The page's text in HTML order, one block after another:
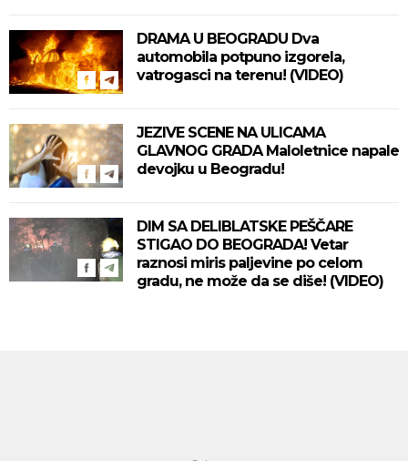
DRAMA U BEOGRADU Dva
automobila potpuno izgorela,
vatrogasci na terenu! (VIDEO)
JEZIVE SCENE NA ULICAMA
GLAVNOG GRADA Maloletnice napale
devojku u Beogradu!
DIM SA DELIBLATSKE PEŠČARE
STIGAO DO BEOGRADA! Vetar
raznosi miris paljevine po celom
gradu, ne može da se diše! (VIDEO)